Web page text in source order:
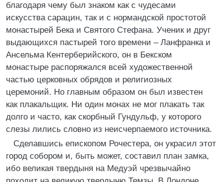
благодаря чему был знаком как с чудесами
искусства сарацин, так и с нормандской простотой
монастырей Бека и Святого Стефана. Ученик и друг
выдающихся пастырей того времени – Ланфранка и
Ансельма Кентерберийского, он в Бекском
монастыре распоряжался всей художественной
частью церковных обрядов и религиозных
церемоний. Но главным образом он был известен
как плакальщик. Ни один монах не мог плакать так
долго и часто, как скорбный Гундульф, у которого
слезы лились словно из неисчерпаемого источника.
Сделавшись епископом Рочестера, он украсил этот
город собором и, быть может, составил план замка,
ибо великая твердыня на Медуэй чрезвычайно